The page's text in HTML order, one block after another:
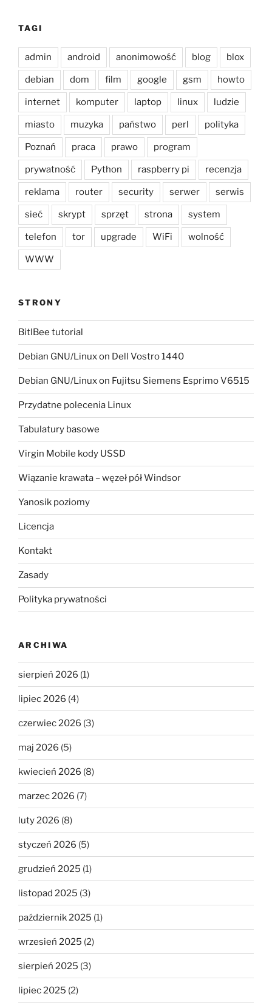
TAGI
admin android anonimowość blog blox
debian dom film google gsm howto
internet komputer laptop linux ludzie
miasto muzyka państwo perl polityka
Poznań praca prawo program
prywatność Python raspberry pi recenzja
reklama router security serwer serwis
sieć skrypt sprzęt strona system
telefon tor upgrade WiFi wolność
WWW
STRONY
BitlBee tutorial
Debian GNU/Linux on Dell Vostro 1440
Debian GNU/Linux on Fujitsu Siemens Esprimo V6515
Przydatne polecenia Linux
Tabulatury basowe
Virgin Mobile kody USSD
Wiązanie krawata – węzeł pół Windsor
Yanosik poziomy
Licencja
Kontakt
Zasady
Polityka prywatności
ARCHIWA
sierpień 2026 (1)
lipiec 2026 (4)
czerwiec 2026 (3)
maj 2026 (5)
kwiecień 2026 (8)
marzec 2026 (7)
luty 2026 (8)
styczeń 2026 (5)
grudzień 2025 (1)
listopad 2025 (3)
październik 2025 (1)
wrzesień 2025 (2)
sierpień 2025 (3)
lipiec 2025 (2)